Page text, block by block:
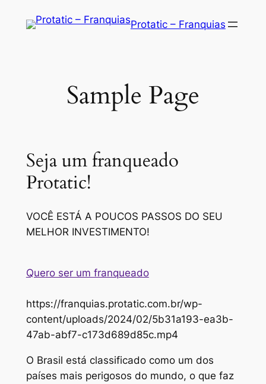
Protatic – Franquias
Sample Page
Seja um franqueado
Protatic!
VOCÊ ESTÁ A POUCOS PASSOS DO SEU
MELHOR INVESTIMENTO!
Quero ser um franqueado
https://franquias.protatic.com.br/wp-
content/uploads/2024/02/5b31a193-ea3b-
47ab-abf7-c173d689d85c.mp4
O Brasil está classificado como um dos
países mais perigosos do mundo, o que faz